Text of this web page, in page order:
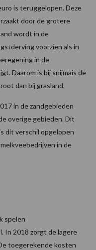
is teruggelopen. Deze
door de grotere
wordt in de
voorzien als in
in de
Daarom is bij snijmais de
dan bij grasland.
in de zandgebieden
overige gebieden. Dit
dit verschil opgelopen
in de
spelen
In 2018 zorgt de lagere
toegerekende kosten